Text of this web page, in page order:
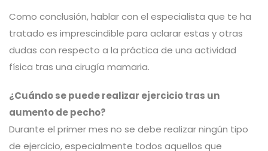
Como conclusión, hablar con el especialista que te ha
tratado es imprescindible para aclarar estas y otras
dudas con respecto a la práctica de una actividad
física tras una cirugía mamaria.
¿Cuándo se puede realizar ejercicio tras un
aumento de pecho?
Durante el primer mes no se debe realizar ningún tipo
de ejercicio, especialmente todos aquellos que